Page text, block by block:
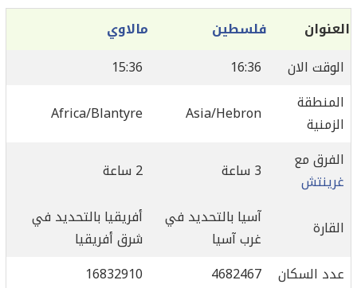
العنوان فلسطين
مالاوي
الوقت الان
16:36
15:36
المنطقة
الزمنية
Asia/Hebron
Africa/Blantyre
الفرق مع
غرينتش
3 ساعة 2 ساعة
القارة
آسيا بالتحديد في
غرب آسيا
أفريقيا بالتحديد في
شرق أفريقيا
عدد السكان
4682467
16832910